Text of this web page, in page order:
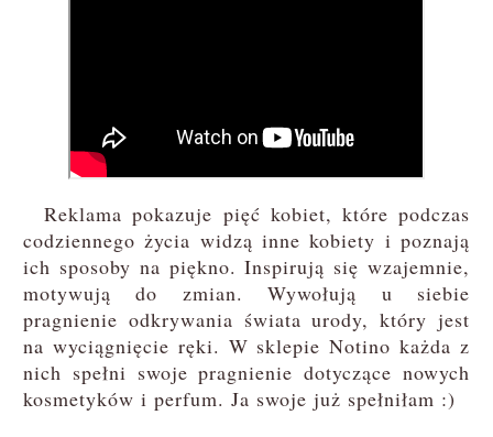
Reklama pokazuje pięć kobiet, które podczas
codziennego życia widzą inne kobiety i poznają
ich sposoby na piękno. Inspirują się wzajemnie,
motywują do zmian. Wywołują u siebie
pragnienie odkrywania świata urody, który jest
na wyciągnięcie ręki. W sklepie Notino każda z
nich spełni swoje pragnienie dotyczące nowych
kosmetyków i perfum. Ja swoje już spełniłam :)